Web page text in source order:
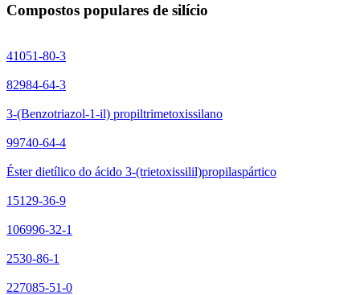
Compostos populares de silício
41051-80-3
82984-64-3
3-(Benzotriazol-1-il) propiltrimetoxissilano
99740-64-4
Éster dietílico do ácido 3-(trietoxissilil)propilaspártico
15129-36-9
106996-32-1
2530-86-1
227085-51-0